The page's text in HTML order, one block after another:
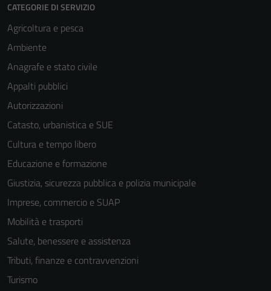
CATEGORIE DI SERVIZIO
Agricoltura e pesca
Ambiente
Anagrafe e stato civile
Appalti pubblici
Autorizzazioni
Catasto, urbanistica e SUE
Cultura e tempo libero
Educazione e formazione
Giustizia, sicurezza pubblica e polizia municipale
Imprese, commercio e SUAP
Mobilità e trasporti
Salute, benessere e assistenza
Tributi, finanze e contravvenzioni
Turismo